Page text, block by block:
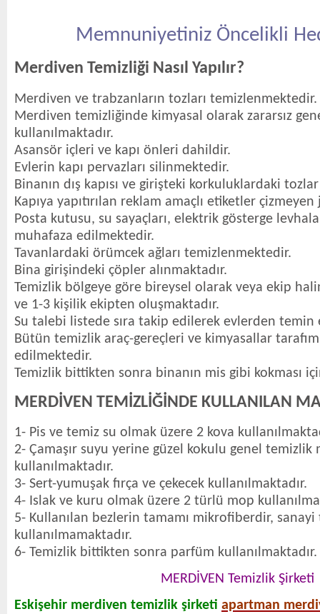
Memnuniyetiniz Öncelikli
Merdiven Temizliği Nasıl Yapılır?
Merdiven ve trabzanların tozları temizlenmektedir.
Merdiven temizliğinde kimyasal olarak zararsız
kullanılmaktadır.
Asansör içleri ve kapı önleri dahildir.
Evlerin kapı pervazları silinmektedir.
Binanın dış kapısı ve girişteki korkuluklardaki
Kapıya yapıtırılan reklam amaçlı etiketler
Posta kutusu, su sayaçları, elektrik gösterge
muhafaza edilmektedir.
Tavanlardaki örümcek ağları temizlenmektedir.
Bina girişindeki çöpler alınmaktadır.
Temizlik bölgeye göre bireysel olarak veya ekip
ve 1-3 kişilik ekipten oluşmaktadır.
Su talebi listede sıra takip edilerek evlerden temin
Bütün temizlik araç-gereçleri ve kimyasallar
edilmektedir.
Temizlik bittikten sonra binanın mis gibi kokması
MERDİVEN TEMİZLİĞİNDE KULLANILAN
1- Pis ve temiz su olmak üzere 2 kova
2- Çamaşır suyu yerine güzel kokulu genel temizlik
kullanılmaktadır.
3- Sert-yumuşak fırça ve çekecek kullanılmaktadır.
4- Islak ve kuru olmak üzere 2 türlü mop
5- Kullanılan bezlerin tamamı mikrofiberdir, sanayi
kullanılmamaktadır.
6- Temizlik bittikten sonra parfüm kullanılmaktadır.
MERDİVEN Temizlik Şirketi
Eskişehir merdiven temizlik şirketi apartman